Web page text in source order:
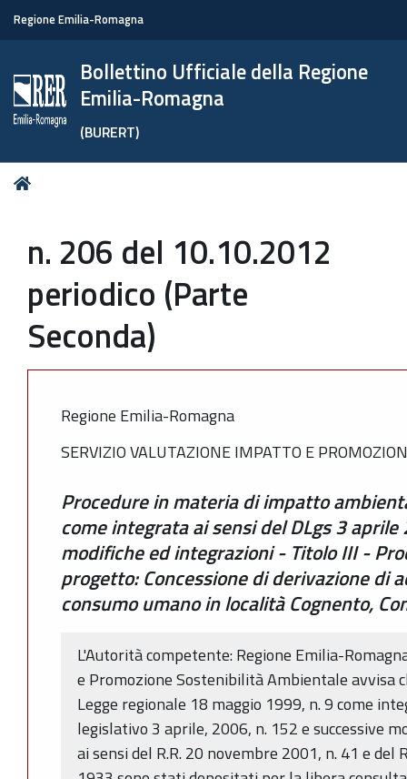
Regione Emilia-Romagna
Bollettino Ufficiale della Regione
Emilia-Romagna
(BURERT)
Tu
n. 206 del 10.10.2012
periodico (Parte
Seconda)
Regione Emilia-Romagna
SERVIZIO VALUTAZIONE IMPATTO E
Procedure in materia di impatto
come integrata ai sensi del DLgs 3
modifiche ed integrazioni - Titolo III -
progetto: Concessione di derivazione di
consumo umano in località Cognento,
L'Autorità competente: Regione Emilia-
e Promozione Sostenibilità Ambientale avvisa
Legge regionale 18 maggio 1999, n. 9 come
legislativo 3 aprile, 2006, n. 152 e successive
ai sensi del R.R. 20 novembre 2001, n. 41 e del